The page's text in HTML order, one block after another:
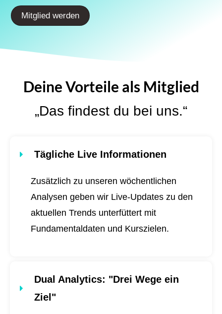
Mitglied werden
Deine Vorteile als Mitglied
„Das findest du bei uns.“
Tägliche Live Informationen
Zusätzlich zu unseren wöchentlichen
Analysen geben wir Live-Updates zu den
aktuellen Trends unterfüttert mit
Fundamentaldaten und Kurszielen.
Dual Analytics: "Drei Wege ein
Ziel"